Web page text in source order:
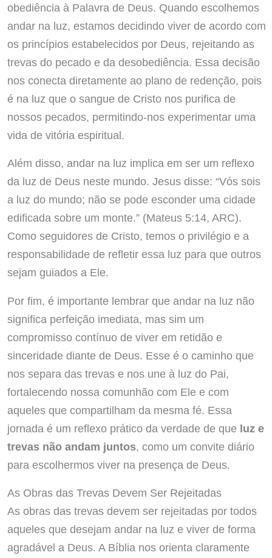
obediência à Palavra de Deus. Quando escolhemos
andar na luz, estamos decidindo viver de acordo com
os princípios estabelecidos por Deus, rejeitando as
trevas do pecado e da desobediência. Essa decisão
nos conecta diretamente ao plano de redenção, pois
é na luz que o sangue de Cristo nos purifica de
nossos pecados, permitindo-nos experimentar uma
vida de vitória espiritual.
Além disso, andar na luz implica em ser um reflexo
da luz de Deus neste mundo. Jesus disse: “Vós sois
a luz do mundo; não se pode esconder uma cidade
edificada sobre um monte.” (Mateus 5:14, ARC).
Como seguidores de Cristo, temos o privilégio e a
responsabilidade de refletir essa luz para que outros
sejam guiados a Ele.
Por fim, é importante lembrar que andar na luz não
significa perfeição imediata, mas sim um
compromisso contínuo de viver em retidão e
sinceridade diante de Deus. Esse é o caminho que
nos separa das trevas e nos une à luz do Pai,
fortalecendo nossa comunhão com Ele e com
aqueles que compartilham da mesma fé. Essa
jornada é um reflexo prático da verdade de que luz e
trevas não andam juntos, como um convite diário
para escolhermos viver na presença de Deus.
As Obras das Trevas Devem Ser Rejeitadas
As obras das trevas devem ser rejeitadas por todos
aqueles que desejam andar na luz e viver de forma
agradável a Deus. A Bíblia nos orienta claramente